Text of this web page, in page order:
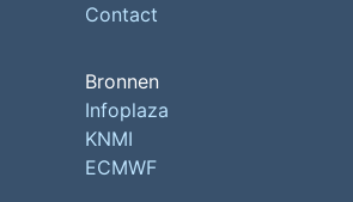
Contact
Bronnen
Infoplaza
KNMI
ECMWF